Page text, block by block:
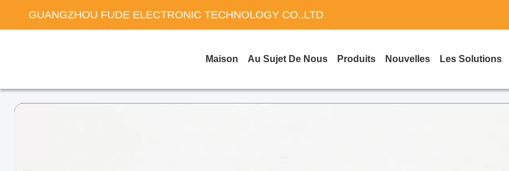
GUANGZHOU FUDE ELECTRONIC TECHNOLOGY CO.,LTD
Maison Au Sujet De Nous Produits Nouvelles Les Solutions